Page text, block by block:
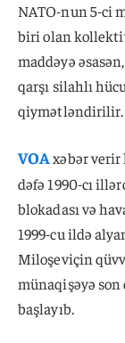
NATO-nun 5-ci
biri olan
maddəyə
qarşı silahlı
qiymətləndirilir.
VOAxəbər
dəfə 1990-cı
blokadası və
1999-cu ildə
Miloşeviçin
münaqişəyə
başlayıb.